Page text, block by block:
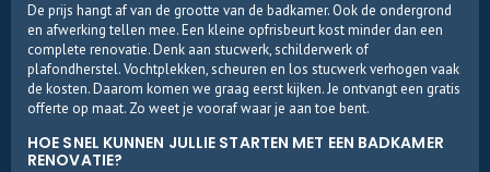
De prijs hangt af van de grootte van de badkamer. Ook de ondergrond
en afwerking tellen mee. Een kleine opfrisbeurt kost minder dan een
complete renovatie. Denk aan stucwerk, schilderwerk of
plafondherstel. Vochtplekken, scheuren en los stucwerk verhogen vaak
de kosten. Daarom komen we graag eerst kijken. Je ontvangt een gratis
offerte op maat. Zo weet je vooraf waar je aan toe bent.
HOE SNEL KUNNEN JULLIE STARTEN MET EEN BADKAMER
RENOVATIE?